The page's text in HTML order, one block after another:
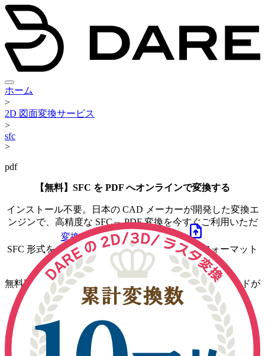
ホーム
>
2D 図面変換サービス
>
sfc
>
pdf
【無料】SFC を PDF へオンラインで変換する
インストール不要。日本の CAD メーカーが開発した変換エ
ンジンで、高精度な SFC⇔ PDF変換を今すぐご利用いただ
けます。
変換するSFCファイルを選ぶ
SFC 形式を DWG, DXF, JWW, SFC などの主要フォーマット
へ図面変換できます
無料版では変換回数無制限・1日1ファイルのダウンロードが
可能です
CAD 図面変換・図面管理 リニューアルのお知らせ
DARE Plus, DARE Unlimited, DARE 3D Plus, DARE Scanner
Plus をご契約のお客様は、
【DARE ONE】
をご選択くださ